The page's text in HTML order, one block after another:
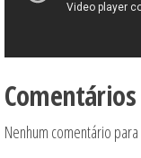
Comentários
Nenhum comentário